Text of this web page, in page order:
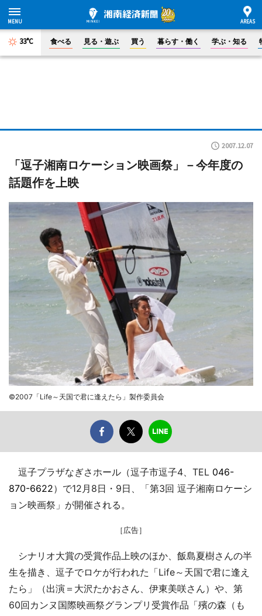
33°C 食べる 見る・遊ぶ 買う 暮らす・働く 学ぶ・知る
2007.12.07
「逗子湘南ロケーション映画祭」－今年度の
話題作を上映
©2007「Life～天国で君に逢えたら」製作委員会
逗子プラザなぎさホール（逗子市逗子4、TEL 046-
870-6622）で12月8日・9日、「第3回 逗子湘南ロケーシ
ョン映画祭」が開催される。
［広告］
シナリオ大賞の受賞作品上映のほか、飯島夏樹さんの半
生を描き、逗子でロケが行われた「Life～天国で君に逢え
たら」（出演＝大沢たかおさん、伊東美咲さん）や、第
60回カンヌ国際映画祭グランプリ受賞作品「殯の森（も